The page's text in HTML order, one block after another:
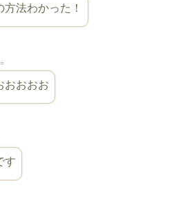
方法わかった！
おおおお
す